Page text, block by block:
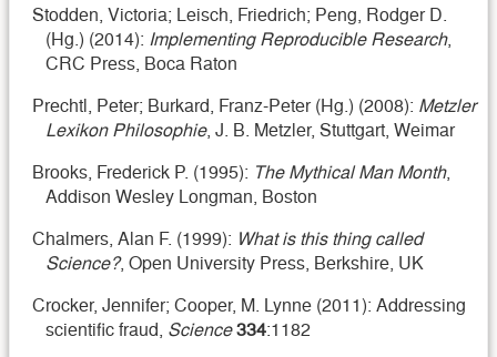
Stodden, Victoria; Leisch, Friedrich; Peng, Rodger D.
(Hg.) (2014): Implementing Reproducible Research,
CRC Press, Boca Raton
Prechtl, Peter; Burkard, Franz-Peter (Hg.) (2008): Metzler
Lexikon Philosophie, J. B. Metzler, Stuttgart, Weimar
Brooks, Frederick P. (1995): The Mythical Man Month,
Addison Wesley Longman, Boston
Chalmers, Alan F. (1999): What is this thing called
Science?, Open University Press, Berkshire, UK
Crocker, Jennifer; Cooper, M. Lynne (2011): Addressing
scientific fraud, Science334:1182